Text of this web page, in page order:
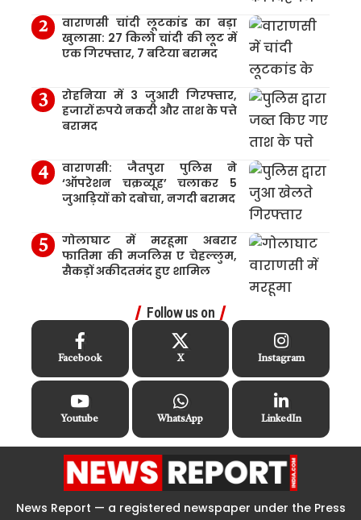
वाराणसी चांदी लूटकांड का बड़ा
खुलासा: 27 किलो चांदी की लूट में
एक गिरफ्तार, 7 बटिया बरामद
रोहनिया में 3 जुआरी गिरफ्तार,
हजारों रुपये नकदी और ताश के पत्ते
बरामद
वाराणसी: जैतपुरा पुलिस ने
‘ऑपरेशन चक्रव्यूह’ चलाकर 5
जुआड़ियों को दबोचा, नगदी बरामद
गोलाघाट में मरहूमा अबरार
फातिमा की मजलिस ए चेहल्लुम,
सैकड़ों अकीदतमंद हुए शामिल
Follow us on
Facebook X Instagram
Youtube WhatsApp LinkedIn
News Report — a registered newspaper under the Press